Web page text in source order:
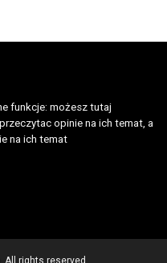
funkcje: możesz tutaj
opinie na ich temat, a
na ich temat
rights reserved.